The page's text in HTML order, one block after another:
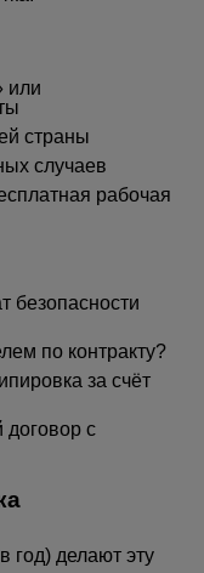
или
страны
случаев
рабочая
безопасности
по контракту?
за счёт
договор с
год) делают эту